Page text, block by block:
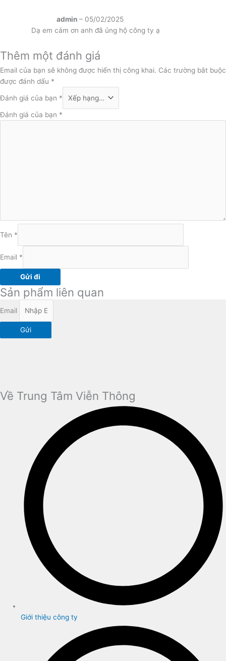
admin – 05/02/2025
Dạ em cám ơn anh đã ủng hộ công ty ạ
Thêm một đánh giá
Email của bạn sẽ không được hiển thị công khai. Các trường bắt buộc
được đánh dấu *
Đánh giá của bạn *
Đánh giá của bạn *
Tên *
Email *
Sản phẩm liên quan
Email
Gửi
Về Trung Tâm Viễn Thông
Giới thiệu công ty